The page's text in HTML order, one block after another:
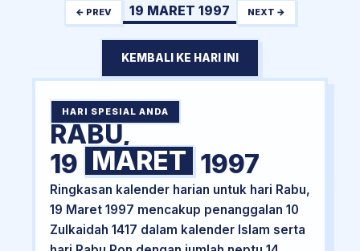
← PREV 19 MARET 1997 NEXT →
KEMBALI KE HARI INI
HARI SPESIAL ANDA
RABU,
19 MARET 1997
Ringkasan kalender harian untuk hari Rabu,
19 Maret 1997 mencakup penanggalan 10
Zulkaidah 1417 dalam kalender Islam serta